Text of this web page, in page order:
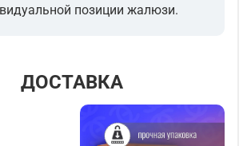
позиции жалюзи.
ДОСТАВКА